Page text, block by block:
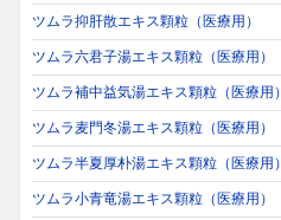
ツムラ抑肝散エキス顆粒（医療用）
ツムラ六君子湯エキス顆粒（医療用）
ツムラ補中益気湯エキス顆粒（医療用）
ツムラ麦門冬湯エキス顆粒（医療用）
ツムラ半夏厚朴湯エキス顆粒（医療用）
ツムラ小青竜湯エキス顆粒（医療用）